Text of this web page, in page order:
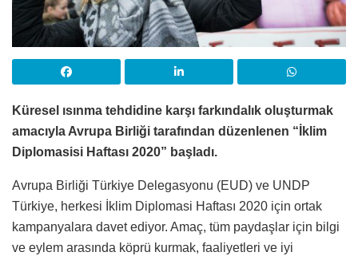
Küresel ısınma tehdidine karşı farkındalık oluşturmak
amacıyla Avrupa Birliği tarafından düzenlenen “İklim
Diplomasisi Haftası 2020” başladı.
Avrupa Birliği Türkiye Delegasyonu (EUD) ve UNDP
Türkiye, herkesi İklim Diplomasi Haftası 2020 için ortak
kampanyalara davet ediyor. Amaç, tüm paydaşlar için bilgi
ve eylem arasında köprü kurmak, faaliyetleri ve iyi